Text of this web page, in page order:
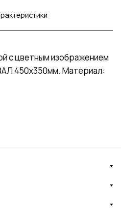
с цветным изображением
450х350мм. Материал: